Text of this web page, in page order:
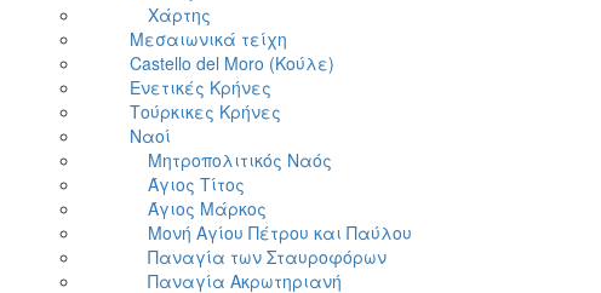
Χάρτης
Μεσαιωνικά τείχη
Castello del Moro (Κούλε)
Ενετικές Κρήνες
Τούρκικες Κρήνες
Ναοί
Μητροπολιτικός Ναός
Άγιος Τίτος
Άγιος Μάρκος
Μονή Αγίου Πέτρου και Παύλου
Παναγία των Σταυροφόρων
Παναγία Ακρωτηριανή